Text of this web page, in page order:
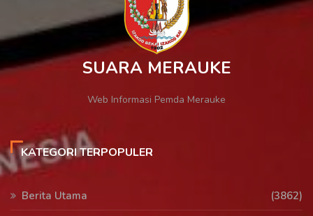
SUARA MERAUKE
Web Informasi Pemda Merauke
KATEGORI TERPOPULER
Berita Utama
(3862)